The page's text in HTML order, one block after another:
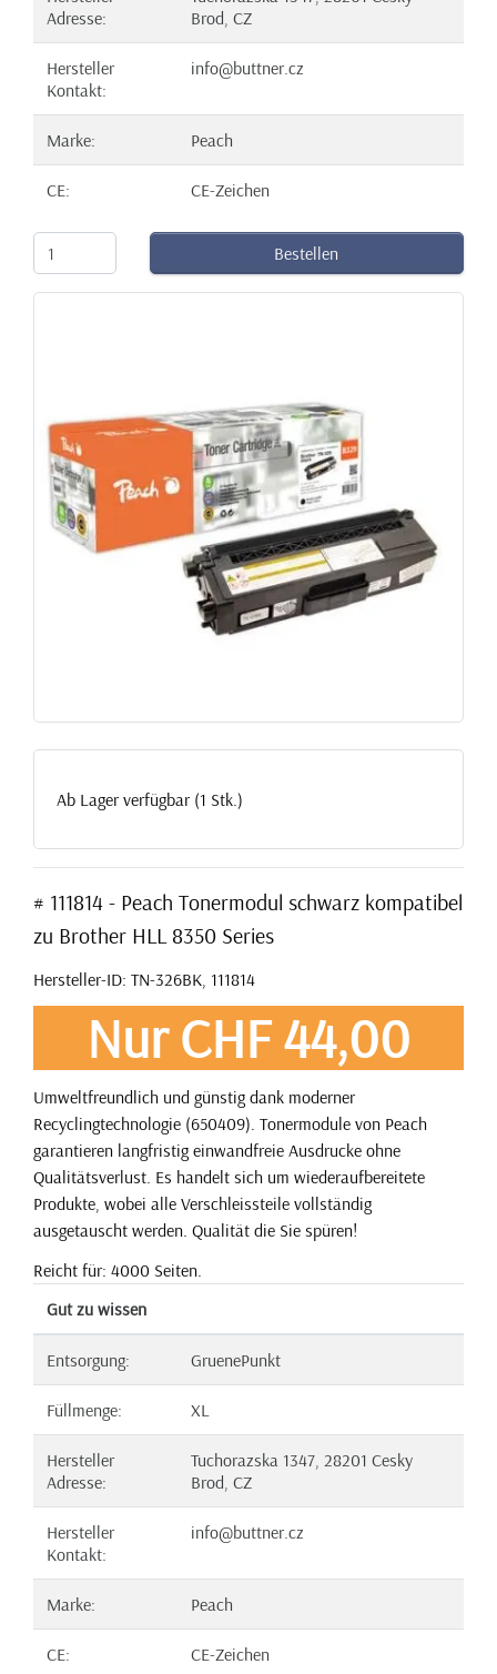
Adresse:
Brod, CZ
Hersteller
Kontakt:
info@buttner.cz
Marke: Peach
CE: CE-Zeichen
Bestellen
Ab Lager verfügbar (1 Stk.)
# 111814 - Peach Tonermodul schwarz kompatibel
zu Brother HLL 8350 Series
Hersteller-ID: TN-326BK, 111814
Nur CHF 44,00
Umweltfreundlich und günstig dank moderner
Recyclingtechnologie (650409). Tonermodule von Peach
garantieren langfristig einwandfreie Ausdrucke ohne
Qualitätsverlust. Es handelt sich um wiederaufbereitete
Produkte, wobei alle Verschleissteile vollständig
ausgetauscht werden. Qualität die Sie spüren!
Reicht für: 4000 Seiten.
Gut zu wissen
Entsorgung: GruenePunkt
Füllmenge: XL
Hersteller
Adresse:
Tuchorazska 1347, 28201 Cesky
Brod, CZ
Hersteller
Kontakt:
info@buttner.cz
Marke: Peach
CE: CE-Zeichen